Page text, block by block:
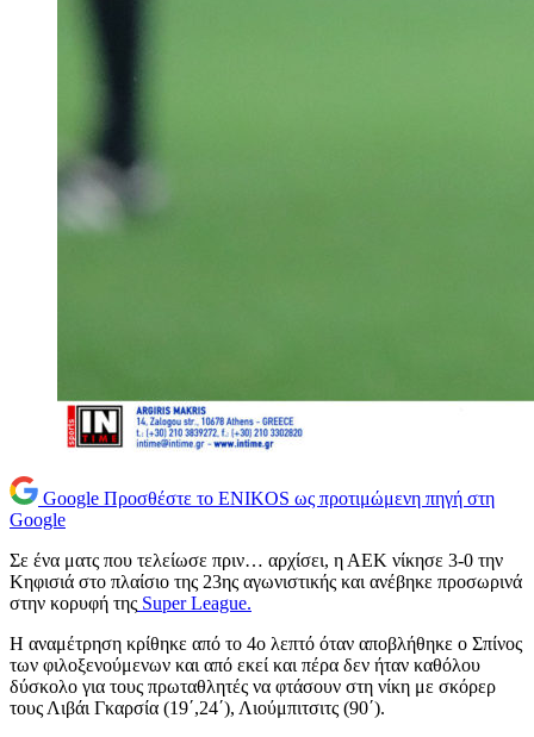
Google Προσθέστε το ENIKOS ως προτιμώμενη πηγή στη
Google
Σε ένα ματς που τελείωσε πριν… αρχίσει, η ΑΕΚ νίκησε 3-0 την
Κηφισιά στο πλαίσιο της 23ης αγωνιστικής και ανέβηκε προσωρινά
στην κορυφή της Super League.
Η αναμέτρηση κρίθηκε από το 4ο λεπτό όταν αποβλήθηκε ο Σπίνος
των φιλοξενούμενων και από εκεί και πέρα δεν ήταν καθόλου
δύσκολο για τους πρωταθλητές να φτάσουν στη νίκη με σκόρερ
τους Λιβάι Γκαρσία (19΄,24΄), Λιούμπιτσιτς (90΄).